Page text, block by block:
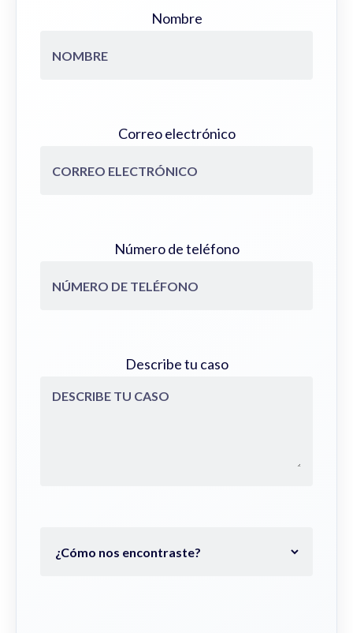
Nombre
Correo electrónico
Número de teléfono
Describe tu caso